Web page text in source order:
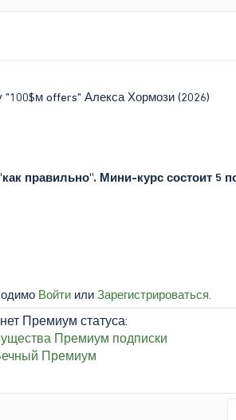
offers" Алекса Хормози (2026)
правильно". Мини-курс состоит 5
Войти или Зарегистрироваться.
Премиум статуса:
Премиум подписки
Премиум